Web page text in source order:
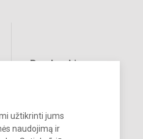
užtikrinti jums
naudojimą ir
Bendraukime